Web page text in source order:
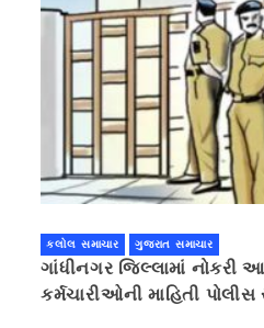
કલોલ સમાચાર ગુજરાત સમાચાર
ગાંધીનગર જિલ્લામાં નોકરી
કર્મચારીઓની માહિતી